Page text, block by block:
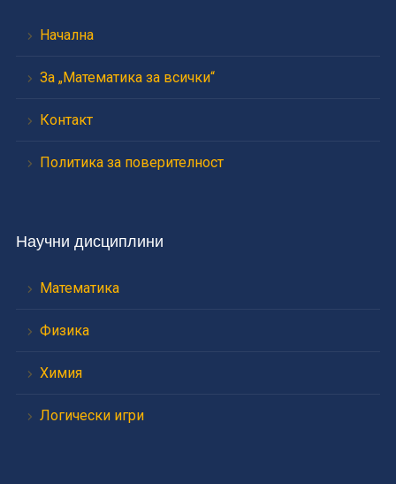
Начална
За „Математика за всички“
Контакт
Политика за поверителност
Научни дисциплини
Математика
Физика
Химия
Логически игри